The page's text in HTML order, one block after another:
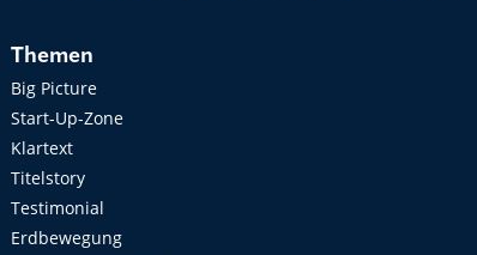
Themen
Big Picture
Start-Up-Zone
Klartext
Titelstory
Testimonial
Erdbewegung